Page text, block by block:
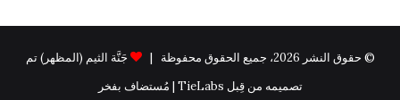
© حقوق النشر 2026، جميع الحقوق محفوظة |
جَنَّة الثيم (المظهر) تم
تصميمه من قِبل TieLabs | مُستضاف بفخر